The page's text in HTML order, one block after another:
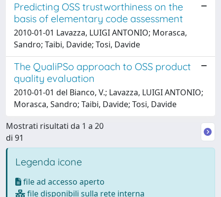
Predicting OSS trustworthiness on the
basis of elementary code assessment
2010-01-01 Lavazza, LUIGI ANTONIO; Morasca,
Sandro; Taibi, Davide; Tosi, Davide
The QualiPSo approach to OSS product
quality evaluation
2010-01-01 del Bianco, V.; Lavazza, LUIGI ANTONIO;
Morasca, Sandro; Taibi, Davide; Tosi, Davide
Mostrati risultati da 1 a 20
di 91
Legenda icone
file ad accesso aperto
file disponibili sulla rete interna